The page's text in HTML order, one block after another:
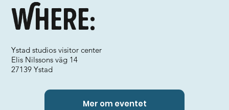
Where:
Ystad studios visitor center
Elis Nilssons väg 14
27139 Ystad
Mer om eventet